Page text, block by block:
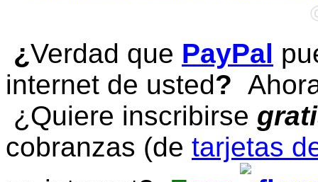
¿Verdad que PayPal
internet de usted?
¿Quiere inscribirse
cobranzas (de tarjetas